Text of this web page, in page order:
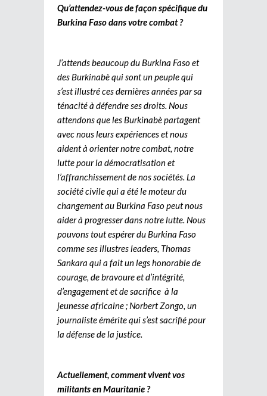
Qu’attendez-vous de façon spécifique du
Burkina Faso dans votre combat ?
J’attends beaucoup du Burkina Faso et
des Burkinabè qui sont un peuple qui
s’est illustré ces dernières années par sa
ténacité à défendre ses droits. Nous
attendons que les Burkinabè partagent
avec nous leurs expériences et nous
aident à orienter notre combat, notre
lutte pour la démocratisation et
l’affranchissement de nos sociétés. La
société civile qui a été le moteur du
changement au Burkina Faso peut nous
aider à progresser dans notre lutte. Nous
pouvons tout espérer du Burkina Faso
comme ses illustres leaders, Thomas
Sankara qui a fait un legs honorable de
courage, de bravoure et d’intégrité,
d’engagement et de sacrifice à la
jeunesse africaine ; Norbert Zongo, un
journaliste émérite qui s’est sacrifié pour
la défense de la justice.
Actuellement, comment vivent vos
militants en Mauritanie ?